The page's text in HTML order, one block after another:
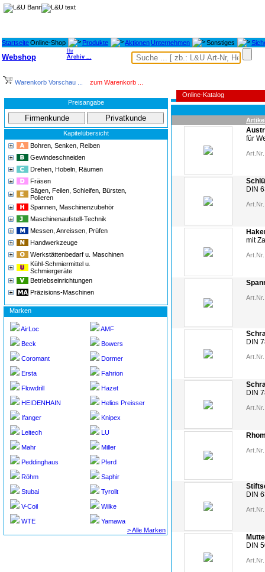
StartseiteOnline-Shop Produkte AktionenUnternehmen Sonstiges
Webshop
Ihr
Archiv ...
Warenkorb Vorschau ... zum Warenkorb ...
Preisangabe
Kapitelübersicht
Bohren, Senken, Reiben
Gewindeschneiden
Drehen, Hobeln, Räumen
Fräsen
Sägen, Feilen, Schleifen, Bürsten,
Polieren
Spannen, Maschinenzubehör
Maschinenaufstell-Technik
Messen, Anreissen, Prüfen
Handwerkzeuge
Werkstättenbedarf u. Maschinen
Kühl-Schmiermittel u.
Schmiergeräte
Betriebseinrichtungen
Präzisions-Maschinen
Marken
AirLoc AMF
Beck Bowers
Coromant Dormer
Ersta Fahrion
Flowdrill Hazet
HEIDENHAIN Helios Preisser
Ifanger Knipex
Leitech LU
Mahr Miller
Peddinghaus Pferd
Röhm Saphir
Stubai Tyrolit
V-Coil Wilke
WTE
Yamawa
> Alle Marken
Online-Katalog
für
DIN
mit
DIN
DIN
DIN
DIN